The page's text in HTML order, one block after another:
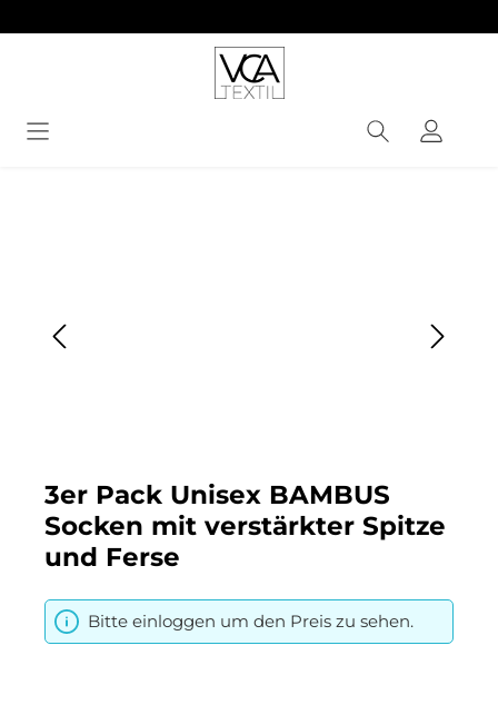
3er Pack Unisex BAMBUS
Socken mit verstärkter Spitze
und Ferse
Bitte einloggen um den Preis zu sehen.